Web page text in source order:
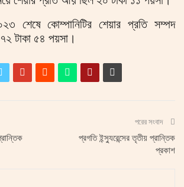
শেষে কোম্পানিটির শেয়ার প্রতি সম্পদ
টাকা ৫৪ পয়সা।
পরের সংবাদ
প্রগতি ইন্স্যুরেন্সের তৃতীয় প্রান্তিক
প্রকাশ